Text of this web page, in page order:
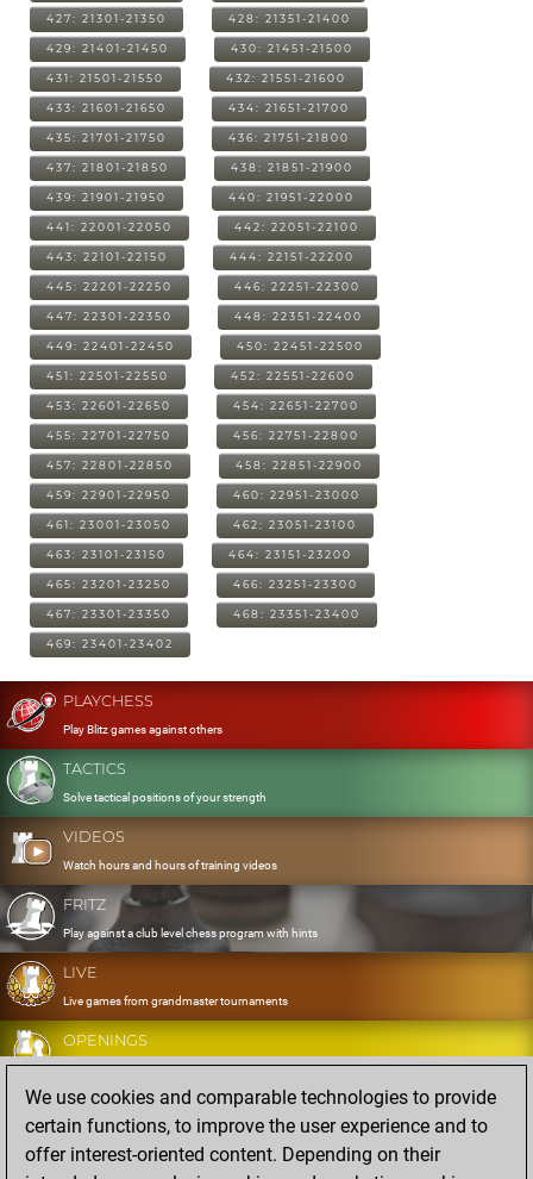
427: 21301-21350 428: 21351-21400
429: 21401-21450 430: 21451-21500
431: 21501-21550 432: 21551-21600
433: 21601-21650 434: 21651-21700
435: 21701-21750 436: 21751-21800
437: 21801-21850 438: 21851-21900
439: 21901-21950 440: 21951-22000
441: 22001-22050 442: 22051-22100
443: 22101-22150 444: 22151-22200
445: 22201-22250 446: 22251-22300
447: 22301-22350 448: 22351-22400
449: 22401-22450 450: 22451-22500
451: 22501-22550 452: 22551-22600
453: 22601-22650 454: 22651-22700
455: 22701-22750 456: 22751-22800
457: 22801-22850 458: 22851-22900
459: 22901-22950 460: 22951-23000
461: 23001-23050 462: 23051-23100
463: 23101-23150 464: 23151-23200
465: 23201-23250 466: 23251-23300
467: 23301-23350 468: 23351-23400
469: 23401-23402
PLAYCHESS
Play Blitz games against others
TACTICS
Solve tactical positions of your strength
VIDEOS
Watch hours and hours of training videos
FRITZ
Play against a club level chess program with hints
LIVE
Live games from grandmaster tournaments
OPENINGS
Develop and exercise your openings
DATABASE
Eight million strong games
We use cookies and comparable technologies to provide
certain functions, to improve the user experience and to
offer interest-oriented content. Depending on their